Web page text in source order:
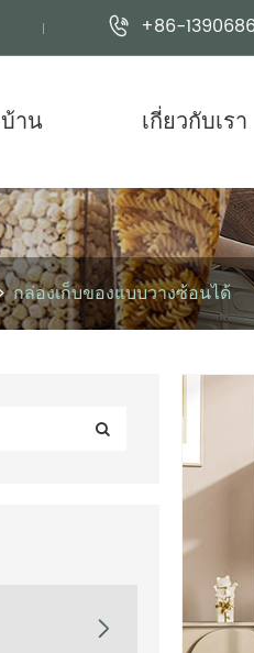
 +86-
บ้าน เกี่ยวกับเรา
กล่องเก็บของแบบวางซ้อนได้
